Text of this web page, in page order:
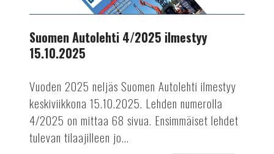
ilmestyy
Suomen Autolehti 4/2025 ilmestyy
15.10.2025
Vuoden 2025 neljäs Suomen Autolehti ilmestyy
keskiviikkona 15.10.2025. Lehden numerolla
4/2025 on mittaa 68 sivua. Ensimmäiset lehdet
tulevan tilaajilleen jo...